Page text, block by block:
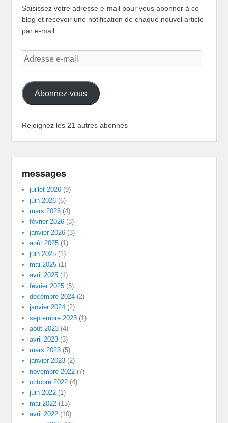
Saisissez votre adresse e-mail pour vous abonner à ce
blog et recevoir une notification de chaque nouvel article
par e-mail.
Adresse
e-
Abonnez-vous
Rejoignez les 21 autres abonnés
messages
juillet 2026 (9)
juin 2026 (6)
mars 2026 (4)
février 2026 (3)
janvier 2026 (3)
août 2025 (1)
juin 2025 (1)
mai 2025 (1)
avril 2025 (1)
février 2025 (5)
décembre 2024 (2)
janvier 2024 (2)
septembre 2023 (1)
août 2023 (4)
avril 2023 (3)
mars 2023 (5)
janvier 2023 (2)
novembre 2022 (7)
octobre 2022 (4)
juin 2022 (1)
mai 2022 (13)
avril 2022 (10)